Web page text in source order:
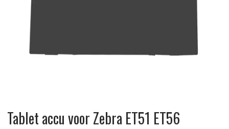
Tablet accu voor Zebra ET51 ET56